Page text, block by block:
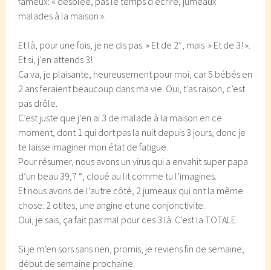
malades à la maison ».
Et là, pour une fois, je ne dis pas » Et de 2″, mais » Et de 3! ».
Et si, j’en attends 3!
Ca va, je plaisante, heureusement pour moi, car 5 bébés en
2 ans feraient beaucoup dans ma vie. Oui, t’as raison, c’est
pas drôle.
C’est juste que j’en ai 3 de malade à la maison en ce
moment, dont 1 qui dort pas la nuit depuis 3 jours, donc je
te laisse imaginer mon état de fatigue.
Pour résumer, nous avons un virus qui a envahit super papa
d’un beau 39,7 °, cloué au lit comme tu l’imagines.
Et nous avons de l’autre côté, 2 jumeaux qui ont la même
chose: 2 otites, une angine et une conjonctivite.
Oui, je sais, ça fait pas mal pour ces 3 là. C’est la TOTALE.
Si je m’en sors sans rien, promis, je reviens fin de semaine,
début de semaine prochaine.